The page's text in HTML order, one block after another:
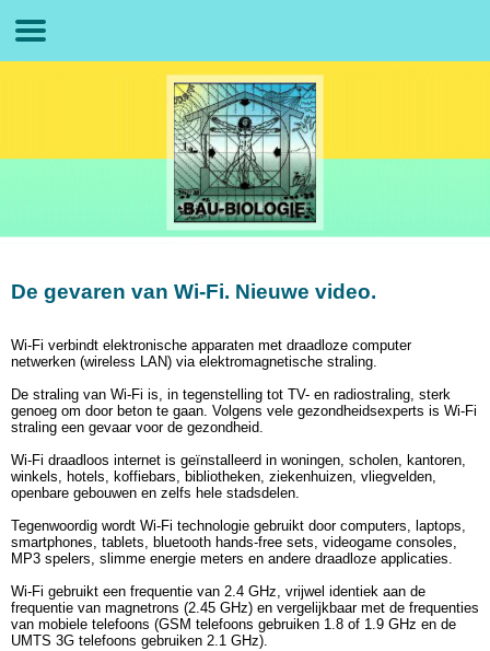
De gevaren van Wi-Fi. Nieuwe video.
Wi-Fi verbindt elektronische apparaten met draadloze computer
netwerken (wireless LAN) via elektromagnetische straling.
De straling van Wi-Fi is, in tegenstelling tot TV- en radiostraling, sterk
genoeg om door beton te gaan. Volgens vele gezondheidsexperts is Wi-Fi
straling een gevaar voor de gezondheid.
Wi-Fi draadloos internet is geïnstalleerd in woningen, scholen, kantoren,
winkels, hotels, koffiebars, bibliotheken, ziekenhuizen, vliegvelden,
openbare gebouwen en zelfs hele stadsdelen.
Tegenwoordig wordt Wi-Fi technologie gebruikt door computers, laptops,
smartphones, tablets, bluetooth hands-free sets, videogame consoles,
MP3 spelers, slimme energie meters en andere draadloze applicaties.
Wi-Fi gebruikt een frequentie van 2.4 GHz, vrijwel identiek aan de
frequentie van magnetrons (2.45 GHz) en vergelijkbaar met de frequenties
van mobiele telefoons (GSM telefoons gebruiken 1.8 of 1.9 GHz en de
UMTS 3G telefoons gebruiken 2.1 GHz).